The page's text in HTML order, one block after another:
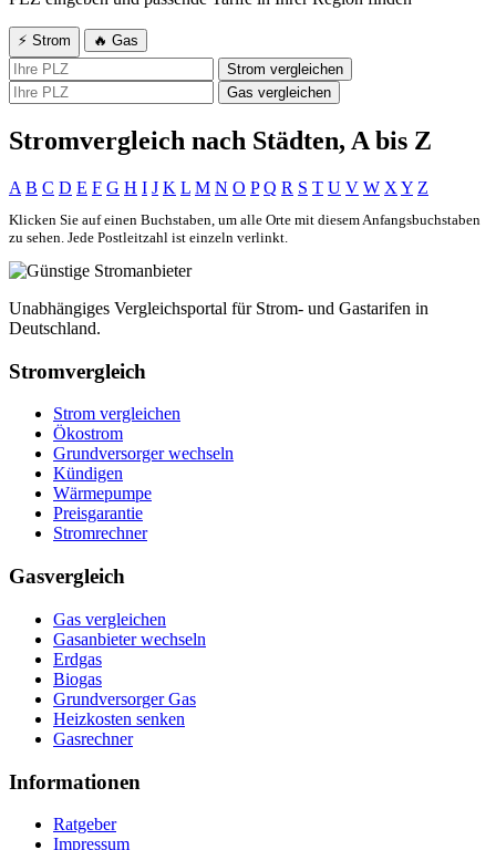
⚡ Strom
🔥 Gas
Strom vergleichen
Gas vergleichen
Stromvergleich nach Städten, A bis Z
A B C D E F G H I J K L M N O P Q R S T U V W X Y Z
Klicken Sie auf einen Buchstaben, um alle Orte mit diesem Anfangsbuchstaben
zu sehen. Jede Postleitzahl ist einzeln verlinkt.
Unabhängiges Vergleichsportal für Strom- und Gastarifen in
Deutschland.
Stromvergleich
Strom vergleichen
Ökostrom
Grundversorger wechseln
Kündigen
Wärmepumpe
Preisgarantie
Stromrechner
Gasvergleich
Gas vergleichen
Gasanbieter wechseln
Erdgas
Biogas
Grundversorger Gas
Heizkosten senken
Gasrechner
Informationen
Ratgeber
Impressum